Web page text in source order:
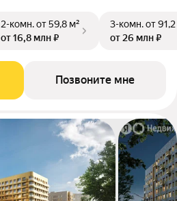
2-комн.от 59,8 м²
от 16,8 млн ₽
3-комн.от
от 26 млн ₽
Позвоните мне